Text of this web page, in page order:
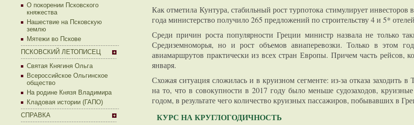
О покорении Псковского
княжества
Нашествие на Псковскую
землю
Мятежи во Пскове
ПСКОВСКИЙ ЛЕТОПИСЕЦ
Святая Княгиня Ольга
Всероссийское Ольгинское
общество
На родине Князя Владимира
Кладовая истории (ГАПО)
СПРАВКА
Как отметила Кунтура, стабильный рост турпотока стимулирует
года министерство получило 265 предложений по строительству 4 и 5*
Среди причин роста популярности Греции министр назвала не только
Средиземноморья, но и рост объемов авиаперевозки. Только в этом
авиамаршрутов практически из всех стран Европы. Причем часть
января.
Схожая ситуация сложилась и в круизном сегменте: из-за отказа
на то, что в совокупности в 2017 году было меньше судозаходов,
годом, в результате чего количество круизных пассажиров, побывавших в
КУРС НА КРУГЛОГОДИЧНОСТЬ